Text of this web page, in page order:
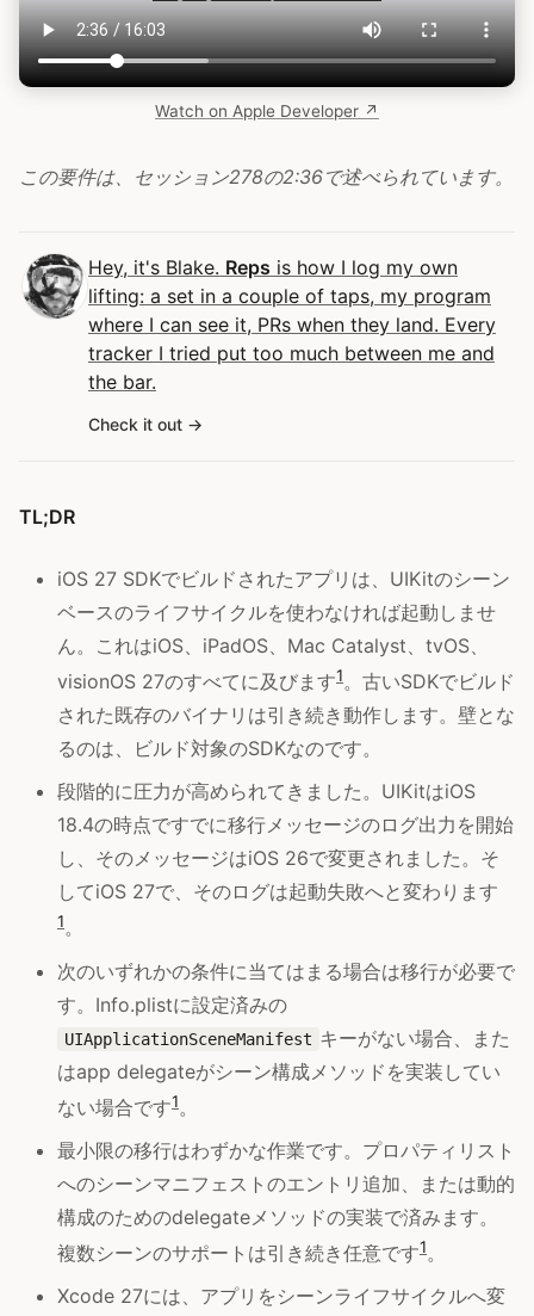
Watch on Apple Developer ↗
この要件は、セッション278の2:36で述べられています。
Hey, it's Blake. Reps is how I log my own
lifting: a set in a couple of taps, my program
where I can see it, PRs when they land. Every
tracker I tried put too much between me and
the bar.
Check it out
TL;DR
iOS 27 SDKでビルドされたアプリは、UIKitのシーン
ベースのライフサイクルを使わなければ起動しませ
ん。これはiOS、iPadOS、Mac Catalyst、tvOS、
visionOS 27のすべてに及びます1。古いSDKでビルド
された既存のバイナリは引き続き動作します。壁とな
るのは、ビルド対象のSDKなのです。
段階的に圧力が高められてきました。UIKitはiOS
18.4の時点ですでに移行メッセージのログ出力を開始
し、そのメッセージはiOS 26で変更されました。そ
してiOS 27で、そのログは起動失敗へと変わります
1。
次のいずれかの条件に当てはまる場合は移行が必要で
す。Info.plistに設定済みの
UIApplicationSceneManifest キーがない場合、また
はapp delegateがシーン構成メソッドを実装してい
ない場合です1。
最小限の移行はわずかな作業です。プロパティリスト
へのシーンマニフェストのエントリ追加、または動的
構成のためのdelegateメソッドの実装で済みます。
複数シーンのサポートは引き続き任意です1。
Xcode 27には、アプリをシーンライフサイクルへ変